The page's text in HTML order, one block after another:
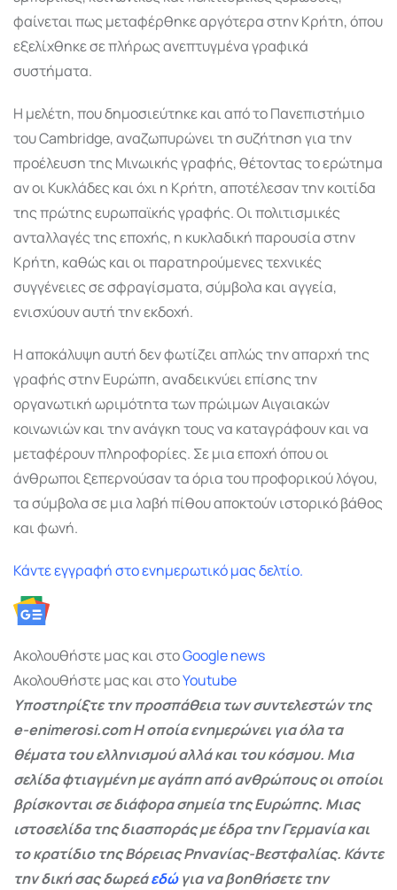
φαίνεται πως μεταφέρθηκε αργότερα στην Κρήτη, όπου
εξελίχθηκε σε πλήρως ανεπτυγμένα γραφικά
συστήματα.
Η μελέτη, που δημοσιεύτηκε και από το Πανεπιστήμιο
του Cambridge, αναζωπυρώνει τη συζήτηση για την
προέλευση της Μινωικής γραφής, θέτοντας το ερώτημα
αν οι Κυκλάδες και όχι η Κρήτη, αποτέλεσαν την κοιτίδα
της πρώτης ευρωπαϊκής γραφής. Οι πολιτισμικές
ανταλλαγές της εποχής, η κυκλαδική παρουσία στην
Κρήτη, καθώς και οι παρατηρούμενες τεχνικές
συγγένειες σε σφραγίσματα, σύμβολα και αγγεία,
ενισχύουν αυτή την εκδοχή.
Η αποκάλυψη αυτή δεν φωτίζει απλώς την απαρχή της
γραφής στην Ευρώπη, αναδεικνύει επίσης την
οργανωτική ωριμότητα των πρώιμων Αιγαιακών
κοινωνιών και την ανάγκη τους να καταγράφουν και να
μεταφέρουν πληροφορίες. Σε μια εποχή όπου οι
άνθρωποι ξεπερνούσαν τα όρια του προφορικού λόγου,
τα σύμβολα σε μια λαβή πίθου αποκτούν ιστορικό βάθος
και φωνή.
Κάντε εγγραφή στο ενημερωτικό μας δελτίο.
Ακολουθήστε μας και στοGooglenews
Ακολουθήστε μας και στοYoutube
Υποστηρίξτε την προσπάθεια των συντελεστών της
e-enimerosi.com Η οποία ενημερώνει για όλα τα
θέματα του ελληνισμού αλλά και του κόσμου. Μια
σελίδα φτιαγμένη με αγάπη από ανθρώπους οι οποίοι
βρίσκονται σε διάφορα σημεία της Ευρώπης. Μιας
ιστοσελίδα της διασποράς με έδρα την Γερμανία και
το κρατίδιο της Βόρειας Ρηνανίας-Βεστφαλίας. Κάντε
την δική σας δωρεάεδώγια να βοηθήσετε την